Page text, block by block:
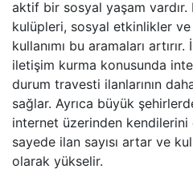
aktif bir sosyal yaşam vardır.
kulüpleri, sosyal etkinlikler
kullanımı bu aramaları
iletişim kurma konusunda
durum travesti ilanlarının
sağlar. Ayrıca büyük
internet üzerinden kendilerini
sayede ilan sayısı artar ve
olarak yükselir.